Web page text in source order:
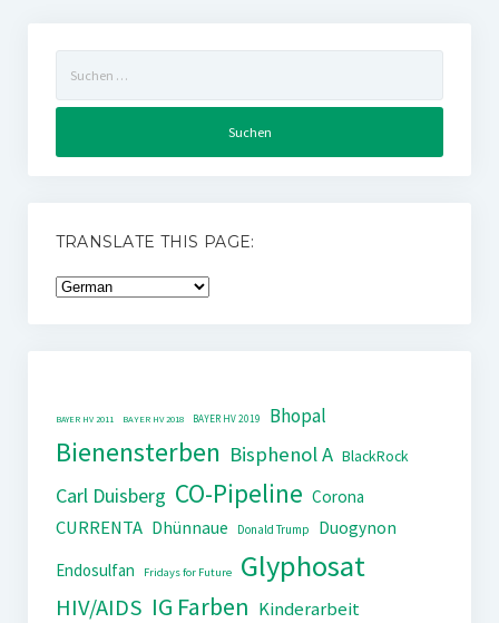
nach:
TRANSLATE THIS PAGE:
BAYER HV 2011 BAYER HV 2018 BAYER HV 2019 Bhopal
Bienensterben Bisphenol A BlackRock
Carl Duisberg CO-Pipeline Corona
CURRENTA Dhünnaue Donald Trump
Duogynon
Endosulfan
Fridays for Future Glyphosat
HIV/AIDS IG Farben Kinderarbeit